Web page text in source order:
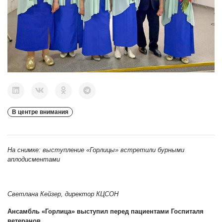
В центре внимания
На снимке: выступление «Горлицы» встретили бурными
аплодисментами
Светлана Кейзер, директор КЦСОН
Ансамбль «Горлица» выступил перед пациентами Госпиталя